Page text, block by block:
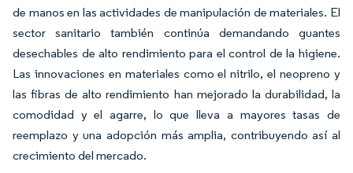
de manos en las actividades de manipulación de materiales. El
sector sanitario también continúa demandando guantes
desechables de alto rendimiento para el control de la higiene.
Las innovaciones en materiales como el nitrilo, el neopreno y
las fibras de alto rendimiento han mejorado la durabilidad, la
comodidad y el agarre, lo que lleva a mayores tasas de
reemplazo y una adopción más amplia, contribuyendo así al
crecimiento del mercado.